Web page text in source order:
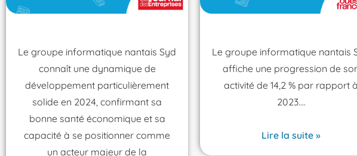
Le groupe informatique nantais Syd
connaît une dynamique de
développement particulièrement
solide en 2024, confirmant sa
bonne santé économique et sa
capacité à se positionner comme
un acteur majeur de la
Le groupe informatique nantais
affiche une progression de
activité de 14,2 % par rapport à
2023.
Lire la suite »